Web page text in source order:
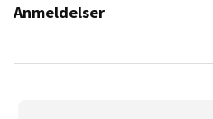
Anmeldelser